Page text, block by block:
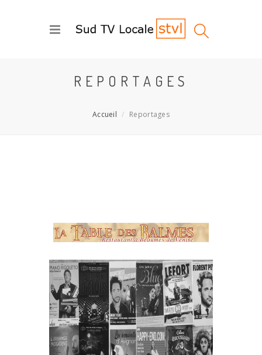
REPORTAGES
Accueil Reportages